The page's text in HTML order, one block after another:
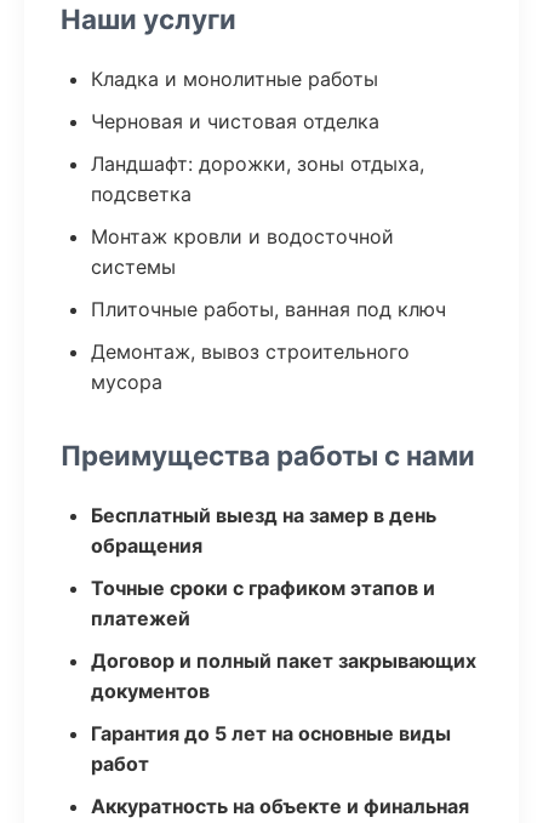
Наши услуги
Кладка и монолитные работы
Черновая и чистовая отделка
Ландшафт: дорожки, зоны отдыха,
подсветка
Монтаж кровли и водосточной
системы
Плиточные работы, ванная под ключ
Демонтаж, вывоз строительного
мусора
Преимущества работы с нами
Бесплатный выезд на замер в день
обращения
Точные сроки с графиком этапов и
платежей
Договор и полный пакет закрывающих
документов
Гарантия до 5 лет на основные виды
работ
Аккуратность на объекте и финальная